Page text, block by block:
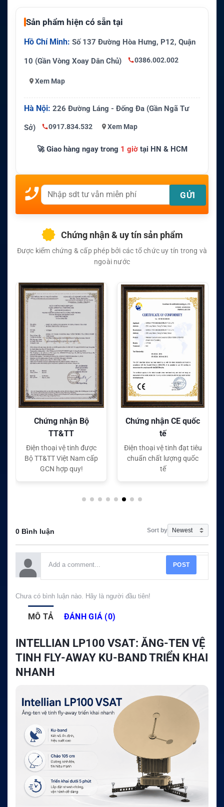
Sản phẩm hiện có sẵn tại
Hồ Chí Minh: Số 137 Đường Hòa Hưng, P12, Quận
10 (Gần Vòng Xoay Dân Chủ) 0386.002.002
Xem Map
Hà Nội: 226 Đường Láng - Đống Đa (Gần Ngã Tư
Sở) 0917.834.532 Xem Map
🚀 Giao hàng ngay trong 1 giờtại HN & HCM
Chứng nhận & uy tín sản phẩm
Được kiểm chứng & cấp phép bởi các tổ chức uy tín trong và
ngoài nước
Chứng nhận CE quốc
tế
Điện thoại vệ tinh đạt tiêu
chuẩn chất lượng quốc
tế
Chứng nhận FC quốc
tế
Điện thoại vệ tinh đạt tiêu
chuẩn chất lượng quốc
tế
0 Bình luận Sort by
POST
Chưa có bình luận nào. Hãy là người đầu tiên!
MÔ TẢ ĐÁNH GIÁ (0)
INTELLIAN LP100 VSAT: ĂNG-TEN VỆ
TINH FLY-AWAY KU-BAND TRIỂN KHAI
NHANH